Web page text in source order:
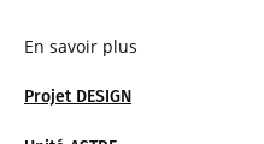
En savoir plus
Projet DESIGN